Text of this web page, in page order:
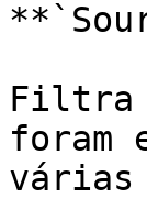
Filtra
foram
várias